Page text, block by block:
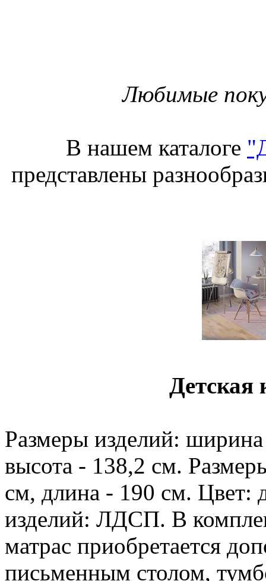
Любимые
В нашем каталоге
представлены
Детская
Размеры изделий:
высота - 138,2 см.
см, длина - 190 см. Цвет:
изделий: ЛДСП. В
матрас приобретается
письменным столом,